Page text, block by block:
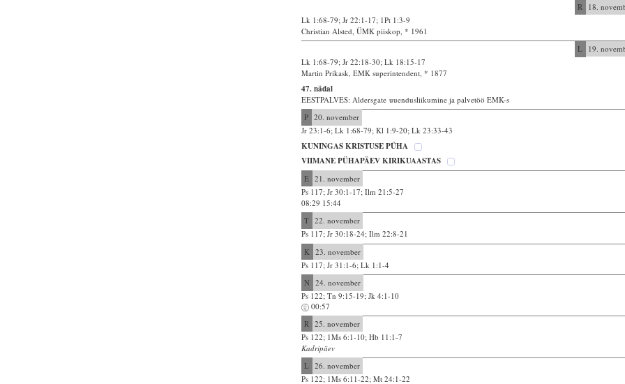
R
18.
Lk 1:68-79; Jr 22:1-17; 1Pt 1:3-9
Christian Alsted, ÜMK piiskop, * 1961
L
19.
Lk 1:68-79; Jr 22:18-30; Lk 18:15-17
Martin Prikask, EMK superintendent, * 1877
47. nädal
EESTPALVES: Aldersgate uuendusliikumine ja palvetöö EMK-s
P 20. november
Jr 23:1-6; Lk 1:68-79; Kl 1:9-20; Lk 23:33-43
KUNINGAS KRISTUSE PÜHA
VIIMANE PÜHAPÄEV KIRIKUAASTAS
E 21. november
Ps 117; Jr 30:1-17; Ilm 21:5-27
08:29 15:44
T 22. november
Ps 117; Jr 30:18-24; Ilm 22:8-21
K 23. november
Ps 117; Jr 31:1-6; Lk 1:1-4
N 24. november
Ps 122; Tn 9:15-19; Jk 4:1-10
00:57
R 25. november
Ps 122; 1Ms 6:1-10; Hb 11:1-7
Kadripäev
L 26. november
Ps 122; 1Ms 6:11-22; Mt 24:1-22